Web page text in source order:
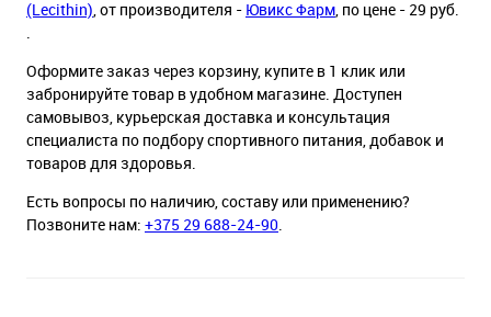
(Lecithin) , от производителя - Ювикс Фарм , по цене - 29 руб.
Оформите заказ через корзину, купите в 1 клик или
забронируйте товар в удобном магазине. Доступен
самовывоз, курьерская доставка и консультация
специалиста по подбору спортивного питания, добавок и
товаров для здоровья.
Есть вопросы по наличию, составу или применению?
Позвоните нам: +375 29 688-24-90